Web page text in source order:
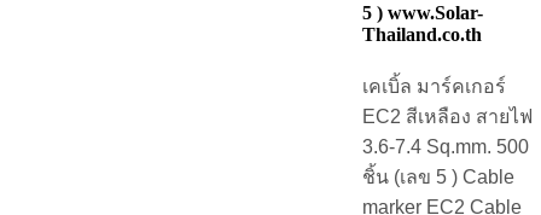
5 ) www.Solar-
Thailand.co.th
เคเบิ้ล มาร์คเกอร์
EC2 สีเหลือง สายไฟ
3.6-7.4 Sq.mm. 500
ชิ้น (เลข 5 ) Cable
marker EC2 Cable